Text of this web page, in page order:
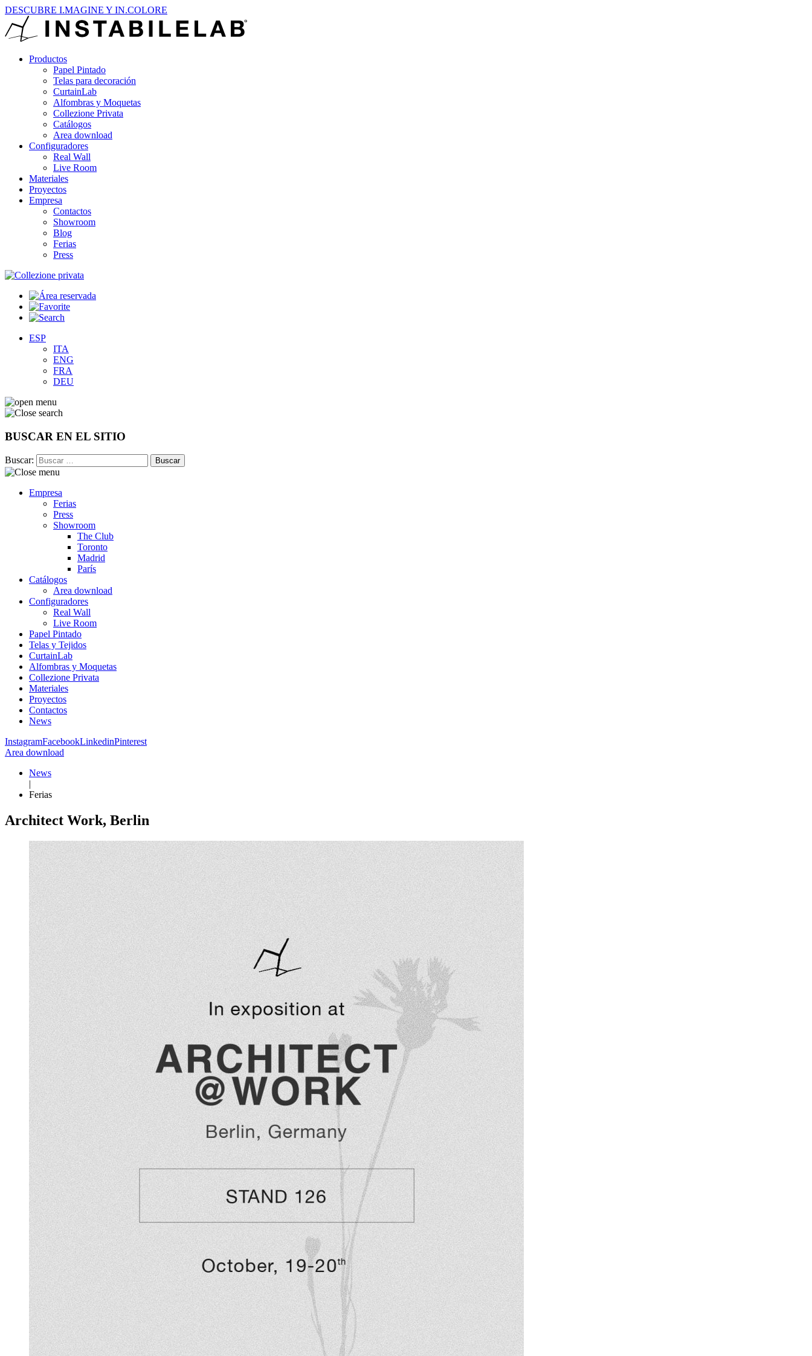
DESCUBRE I.MAGINE Y IN.COLORE
Productos
Papel Pintado
Telas para decoración
CurtainLab
Alfombras y Moquetas
Collezione Privata
Catálogos
Area download
Configuradores
Real Wall
Live Room
Materiales
Proyectos
Empresa
Contactos
Showroom
Blog
Ferias
Press
ESP
ITA
ENG
FRA
DEU
BUSCAR EN EL SITIO
Buscar:
Empresa
Ferias
Press
Showroom
The Club
Toronto
Madrid
París
Catálogos
Area download
Configuradores
Real Wall
Live Room
Papel Pintado
Telas y Tejidos
CurtainLab
Alfombras y Moquetas
Collezione Privata
Materiales
Proyectos
Contactos
News
InstagramFacebookLinkedinPinterest
Area download
News
|
Ferias
Architect Work, Berlin